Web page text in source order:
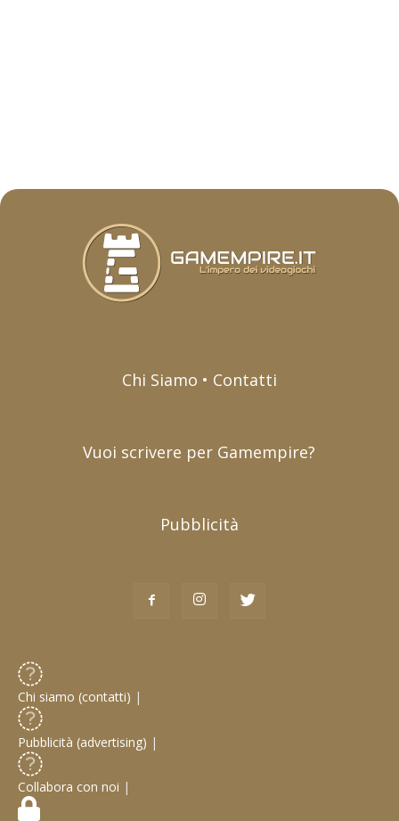
Chi Siamo • Contatti
Vuoi scrivere per Gamempire?
Pubblicità
Chi siamo (contatti) |
Pubblicità (advertising) |
Collabora con noi |